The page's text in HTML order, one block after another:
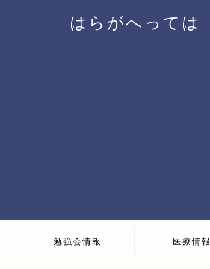
はらがへっては
勉強会情報 医療情報